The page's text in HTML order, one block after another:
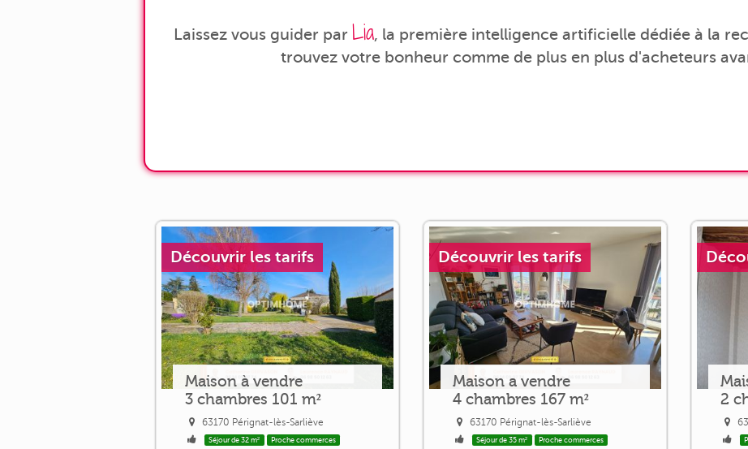
Laissez vous guider par Lia, la première intelligence artificielle dédiée à la
trouvez votre bonheur comme de plus en plus d'acheteurs
Découvrir les tarifs
Maison à vendre
3 chambres 101 m²
63170 Pérignat-lès-Sarliève
Séjour de 32 m²
Proche commerces
Découvrir les tarifs
Maison a vendre
4 chambres 167 m²
63170 Pérignat-lès-Sarliève
Séjour de 35 m²
Proche commerces
2